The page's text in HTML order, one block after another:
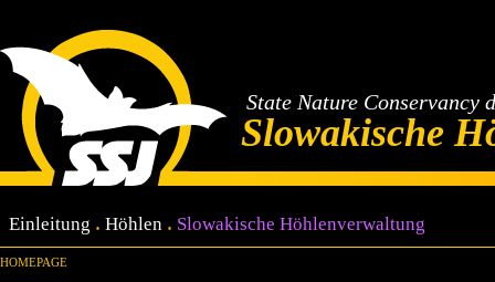
State Nature Conservancy
Slowakische
Einleitung Höhlen Slowakische Höhlenverwaltung
HOMEPAGE